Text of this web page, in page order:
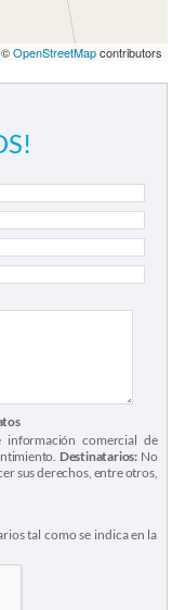
OpenStreetMapcontributors
información comercial de
Destinatarios:No
sus derechos, entre otros,
tal como se indica en la